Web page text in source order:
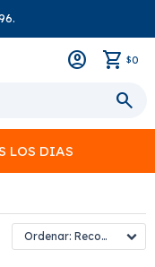
$0
LOS DIAS
Recomendados